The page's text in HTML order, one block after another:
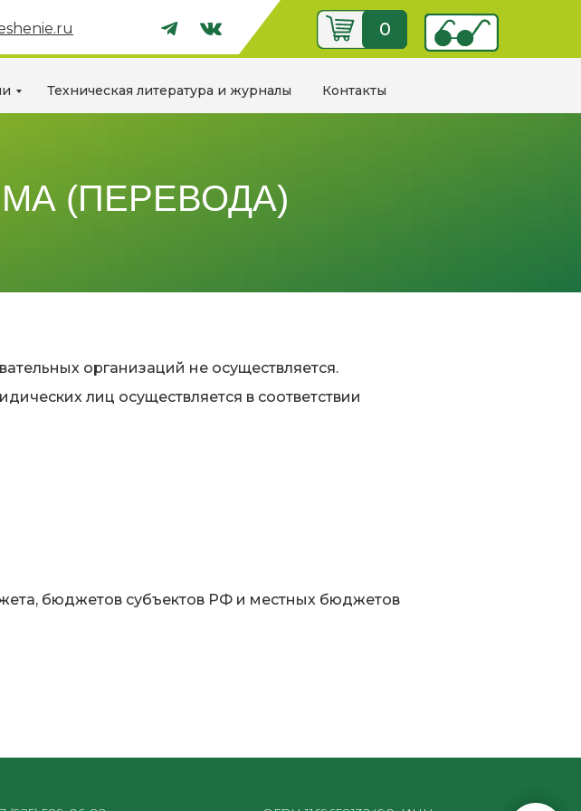
0
Техническая литература и журналы Контакты
(ПЕРЕВОДА)
организаций не осуществляется.
лиц осуществляется в соответствии
бюджетов субъектов РФ и местных бюджетов